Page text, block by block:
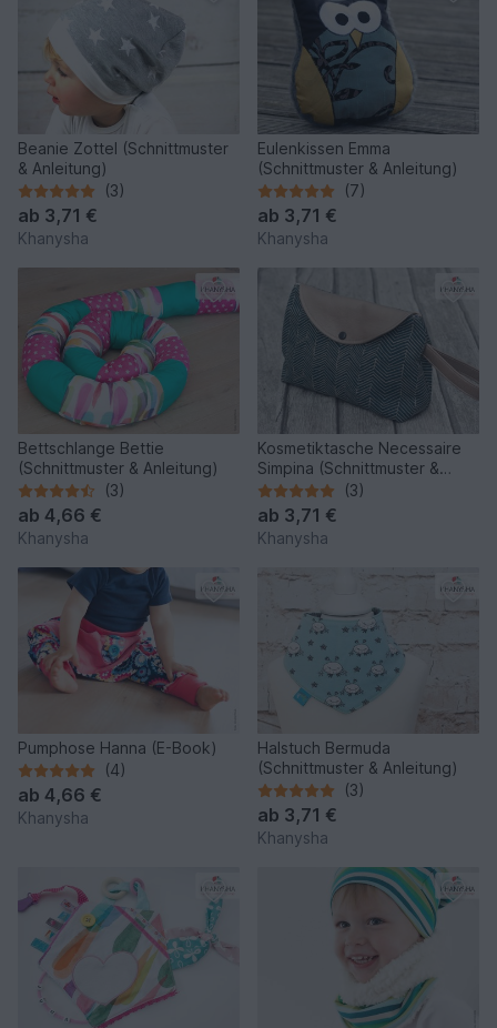
Beanie Zottel (Schnittmuster
& Anleitung)
(3)
ab 3,71 €
Khanysha
Eulenkissen Emma
(Schnittmuster & Anleitung)
(7)
ab 3,71 €
Khanysha
Bettschlange Bettie
(Schnittmuster & Anleitung)
(3)
ab 4,66 €
Khanysha
Kosmetiktasche Necessaire
Simpina (Schnittmuster &
Anleitung )
(3)
ab 3,71 €
Khanysha
Pumphose Hanna (E-Book)
(4)
ab 4,66 €
Khanysha
Halstuch Bermuda
(Schnittmuster & Anleitung)
(3)
ab 3,71 €
Khanysha